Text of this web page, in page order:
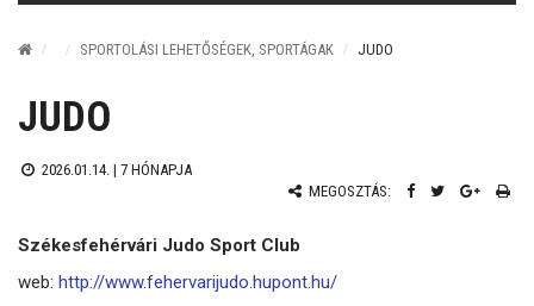
SPORTOLÁSI LEHETŐSÉGEK, SPORTÁGAK JUDO
JUDO
2026.01.14. | 7 HÓNAPJA
MEGOSZTÁS:
Székesfehérvári Judo Sport Club
web: http://www.fehervarijudo.hupont.hu/